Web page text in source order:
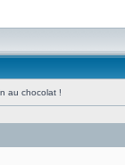
au chocolat !